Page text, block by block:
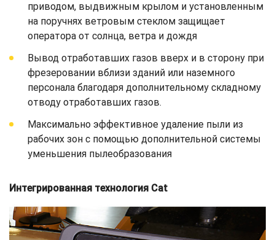
приводом, выдвижным крылом и установленным
на поручнях ветровым стеклом защищает
оператора от солнца, ветра и дождя
Вывод отработавших газов вверх и в сторону при
фрезеровании вблизи зданий или наземного
персонала благодаря дополнительному складному
отводу отработавших газов.
Максимально эффективное удаление пыли из
рабочих зон с помощью дополнительной системы
уменьшения пылеобразования
Интегрированная технология Cat